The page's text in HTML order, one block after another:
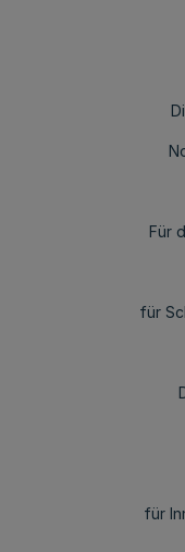
Für
für
für